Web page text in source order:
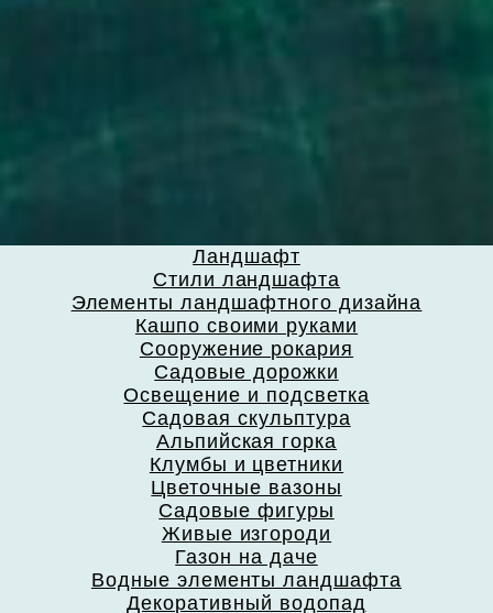
Ландшафт
Стили ландшафта
Элементы ландшафтного дизайна
Кашпо своими руками
Сооружение рокария
Садовые дорожки
Освещение и подсветка
Садовая скульптура
Альпийская горка
Клумбы и цветники
Цветочные вазоны
Садовые фигуры
Живые изгороди
Газон на даче
Водные элементы ландшафта
Декоративный водопад